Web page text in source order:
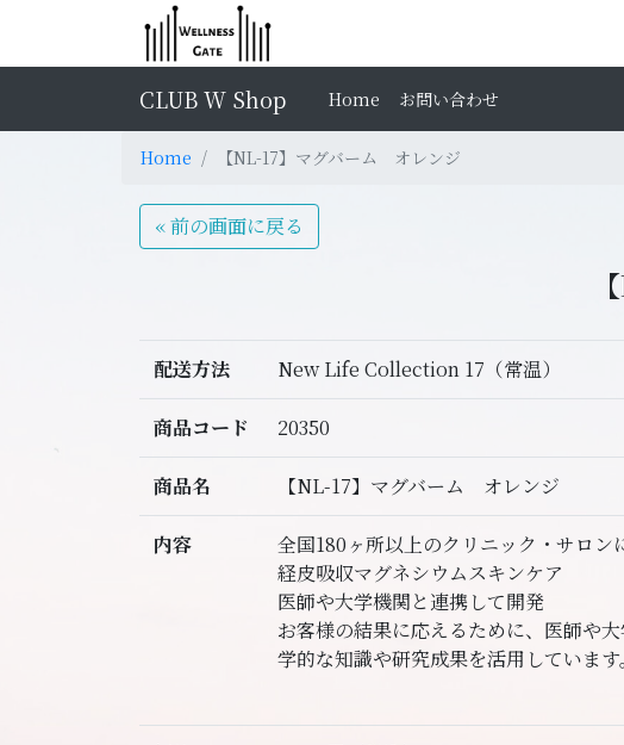
CLUB W Shop Home お問い合わせ
Home 【NL-17】マグバーム オレンジ
« 前の画面に戻る
配送方法 New Life Collection 17（常温）
商品コード 20350
商品名 【NL-17】マグバーム オレンジ
内容
全国180ヶ所以上のクリニック・サロン
経皮吸収マグネシウムスキンケア
医師や大学機関と連携して開発
お客様の結果に応えるために、医師や
学的な知識や研究成果を活用しています。